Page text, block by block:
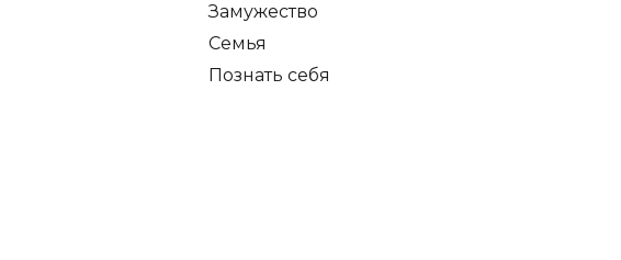
Замужество
Семья
Познать себя